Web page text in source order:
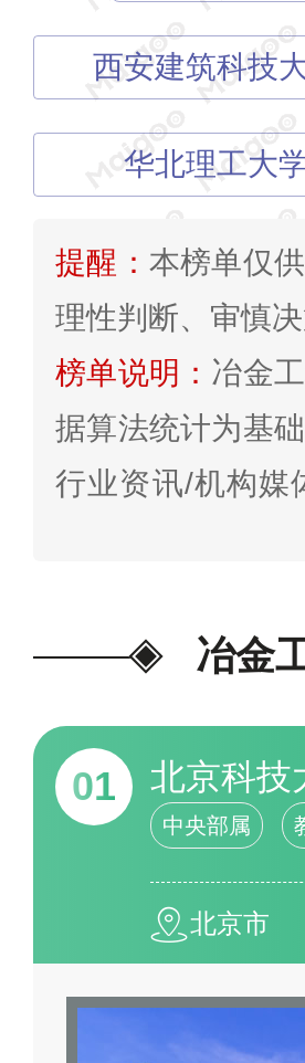
西安建筑科技
华北理工大
提醒： 本榜单仅
理性判断、审慎决
榜单说明： 冶金
据算法统计为基
行业资讯/机构媒
络投票、点评、
水平、学术影响
等评估指标，综
型而得出，是大
指导，学校的排
情况，建议查
冶金
01 北京科技
中央部属
北京市